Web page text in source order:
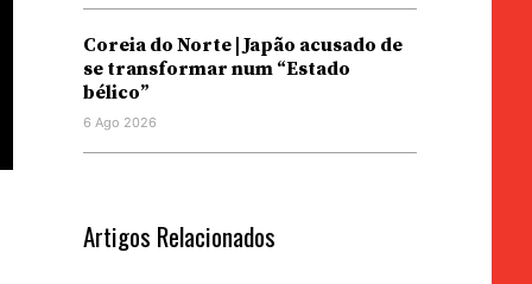
Coreia do Norte | Japão acusado de
se transformar num “Estado
bélico”
6 Ago 2026
Artigos Relacionados